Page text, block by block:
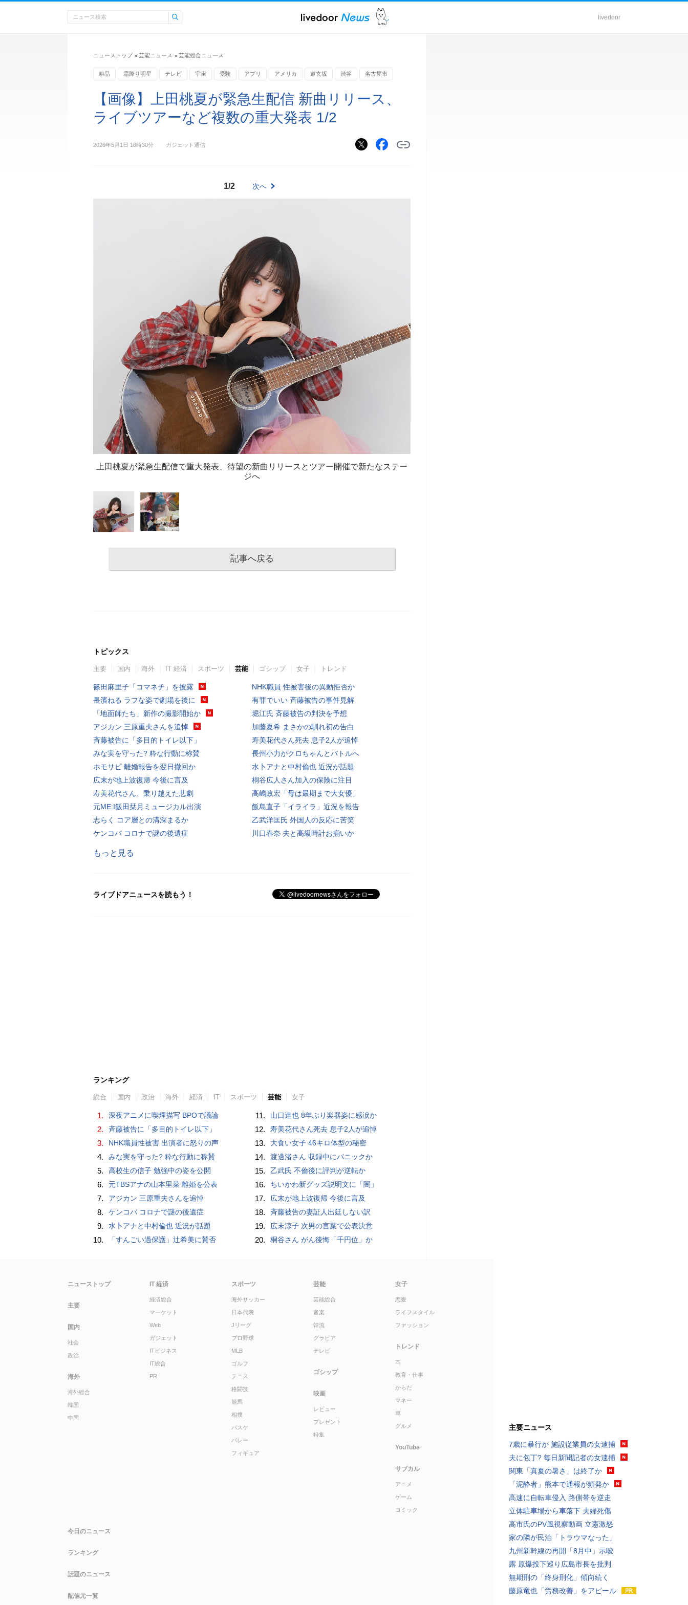
livedoor
ニューストップ > 芸能ニュース > 芸能総合ニュース
粗品 霜降り明星 テレビ 宇宙 受験 アプリ アメリカ 道玄坂 渋谷 名古屋市
【画像】上田桃夏が緊急生配信 新曲リリース、
ライブツアーなど複数の重大発表 1/2
2026年5月1日 18時30分 ガジェット通信
1/2 次へ
上田桃夏が緊急生配信で重大発表、待望の新曲リリースとツアー開催で新たなステー
ジへ
記事へ戻る
トピックス
主要 国内 海外 IT 経済 スポーツ 芸能 ゴシップ 女子 トレンド
篠田麻里子「コマネチ」を披露
長濱ねる ラフな姿で劇場を後に
「地面師たち」新作の撮影開始か
アジカン 三原重夫さんを追悼
斉藤被告に「多目的トイレ以下」
みな実を守った? 粋な行動に称賛
ホモサピ 離婚報告を翌日撤回か
広末が地上波復帰 今後に言及
寿美花代さん、乗り越えた悲劇
元ME:I飯田栞月ミュージカル出演
志らく コア層との溝深まるか
ケンコバ コロナで謎の後遺症
NHK職員 性被害後の異動拒否か
有罪でいい 斉藤被告の事件見解
堀江氏 斉藤被告の判決を予想
加藤夏希 まさかの馴れ初め告白
寿美花代さん死去 息子2人が追悼
長州小力がクロちゃんとバトルへ
水卜アナと中村倫也 近況が話題
桐谷広人さん加入の保険に注目
高嶋政宏「母は最期まで大女優」
飯島直子「イライラ」近況を報告
乙武洋匡氏 外国人の反応に苦笑
川口春奈 夫と高級時計お揃いか
もっと見る
ライブドアニュースを読もう！
ランキング
総合 国内 政治 海外 経済 IT スポーツ 芸能 女子
1. 深夜アニメに喫煙描写 BPOで議論
2. 斉藤被告に「多目的トイレ以下」
3. NHK職員性被害 出演者に怒りの声
4. みな実を守った? 粋な行動に称賛
5. 高校生の信子 勉強中の姿を公開
6. 元TBSアナの山本里菜 離婚を公表
7. アジカン 三原重夫さんを追悼
8. ケンコバ コロナで謎の後遺症
9. 水卜アナと中村倫也 近況が話題
10. 「すんごい過保護」辻希美に賛否
11. 山口達也 8年ぶり楽器姿に感涙か
12. 寿美花代さん死去 息子2人が追悼
13. 大食い女子 46キロ体型の秘密
14. 渡邊渚さん 収録中にパニックか
15. 乙武氏 不倫後に評判が逆転か
16. ちいかわ新グッズ説明文に「闇」
17. 広末が地上波復帰 今後に言及
18. 斉藤被告の妻証人出廷しない訳
19. 広末涼子 次男の言葉で公表決意
20. 桐谷さん がん後悔「千円位」か
主要ニュース
7歳に暴行か 施設従業員の女逮捕
夫に包丁? 毎日新聞記者の女逮捕
関東「真夏の暑さ」は終了か
「泥酔者」熊本で通報が頻発か
高速に自転車侵入 路側帯を逆走
立体駐車場から車落下 夫婦死傷
高市氏のPV風視察動画 立憲激怒
家の隣が民泊「トラウマなった」
九州新幹線の再開「8月中」示唆
露 原爆投下巡り広島市長を批判
無期刑の「終身刑化」傾向続く
藤原竜也「労務改善」をアピール
ニューストップ
主要
国内
社会
政治
海外
海外総合
韓国
中国
IT 経済
経済総合
マーケット
Web
ガジェット
ITビジネス
IT総合
PR
スポーツ
海外サッカー
日本代表
Jリーグ
プロ野球
MLB
ゴルフ
テニス
格闘技
競馬
相撲
バスケ
バレー
フィギュア
芸能
芸能総合
音楽
韓流
グラビア
テレビ
ゴシップ
映画
レビュー
プレゼント
特集
女子
恋愛
ライフスタイル
ファッション
トレンド
本
教育・仕事
からだ
マネー
車
グルメ
YouTube
サブカル
アニメ
ゲーム
コミック
今日のニュース
ランキング
話題のニュース
配信元一覧